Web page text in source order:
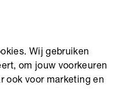
Wij gebruiken
om jouw voorkeuren
ook voor marketing en